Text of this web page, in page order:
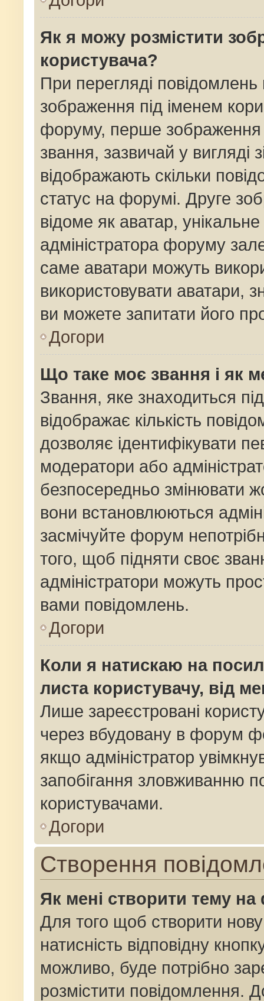
Як я можу розмістити
користувача?
При перегляді
зображення під іменем
форуму, перше зображення
звання, зазвичай у вигляді
відображають скільки
статус на форумі. Друге
відоме як аватар,
адміністратора форуму
саме аватари можуть
використовувати аватари,
ви можете запитати його
Догори
Що таке моє звання і як
Звання, яке знаходиться
відображає кількість
дозволяє ідентифікувати
модератори або
безпосередньо змінювати
вони встановлюються
засмічуйте форум
того, щоб підняти своє
адміністратори можуть
вами повідомлень.
Догори
Коли я натискаю на
листа користувачу, від
Лише зареєстровані
через вбудовану в форум
якщо адміністратор
запобігання зловживанню
користувачами.
Догори
Створення
Як мені створити тему
Для того щоб створити
натисність відповідну
можливо, буде потрібно
розмістити повідомлення.